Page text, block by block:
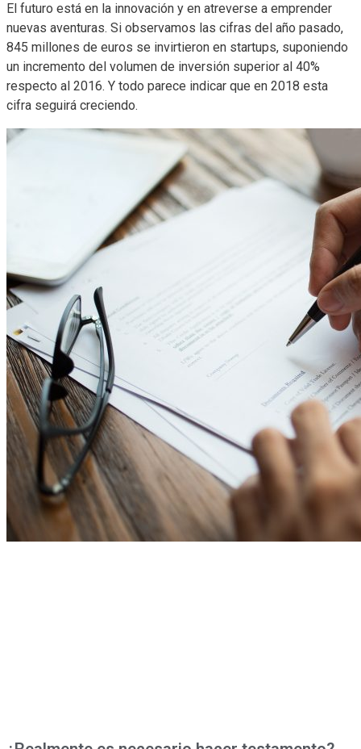
El futuro está en la innovación y en atreverse a emprender
nuevas aventuras. Si observamos las cifras del año pasado,
845 millones de euros se invirtieron en startups, suponiendo
un incremento del volumen de inversión superior al 40%
respecto al 2016. Y todo parece indicar que en 2018 esta
cifra seguirá creciendo.